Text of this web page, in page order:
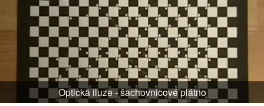
Optická iluze - šachovnicové plátno